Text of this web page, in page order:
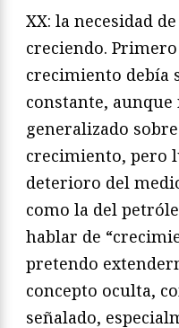
XX: la necesidad
creciendo.
crecimiento debía
constante,
generalizado
crecimiento, pero
deterioro del
como la del
hablar de
pretendo
concepto oculta,
señalado,